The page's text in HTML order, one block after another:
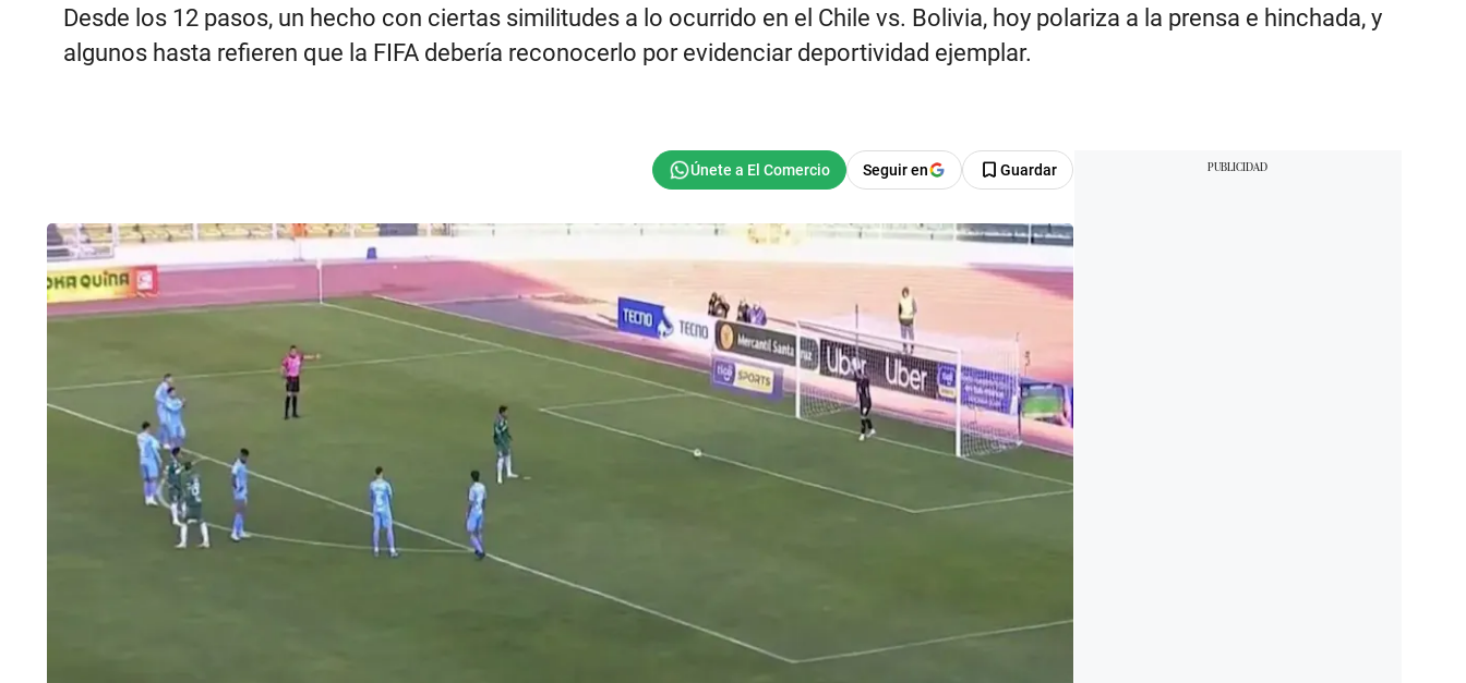
Desde los 12 pasos, un hecho con ciertas similitudes a lo ocurrido en el Chile vs. Bolivia, hoy polariza a la prensa e hinchada, y
algunos hasta refieren que la FIFA debería reconocerlo por evidenciar deportividad ejemplar.
Seguir en Guardar